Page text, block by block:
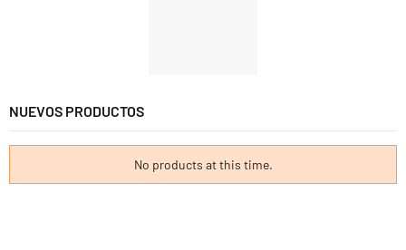
NUEVOS PRODUCTOS
No products at this time.